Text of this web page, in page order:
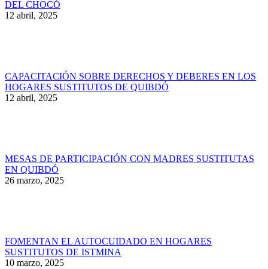
DEL CHOCÓ
12 abril, 2025
CAPACITACIÓN SOBRE DERECHOS Y DEBERES EN LOS
HOGARES SUSTITUTOS DE QUIBDÓ
12 abril, 2025
MESAS DE PARTICIPACIÓN CON MADRES SUSTITUTAS
EN QUIBDÓ
26 marzo, 2025
FOMENTAN EL AUTOCUIDADO EN HOGARES
SUSTITUTOS DE ISTMINA
10 marzo, 2025